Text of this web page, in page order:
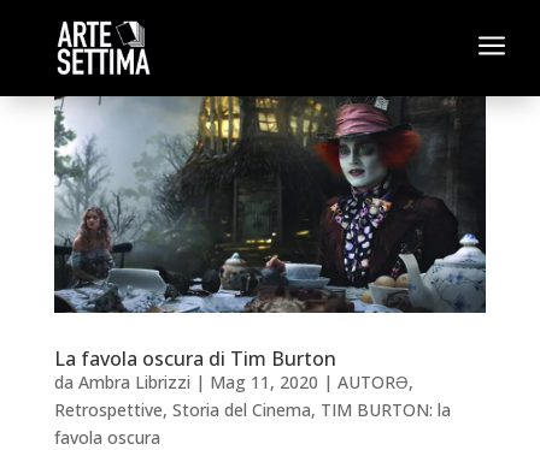
a
La favola oscura di Tim Burton
da Ambra Librizzi | Mag 11, 2020 | AUTORƏ,
Retrospettive, Storia del Cinema, TIM BURTON: la
favola oscura